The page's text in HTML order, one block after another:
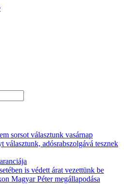
sorsot választunk vasárnap
választunk, adósrabszolgává tesznek
is védett árat vezettünk be
Magyar Péter megállapodása